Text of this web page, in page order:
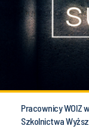
Pracownicy WOIZ
Szkolnictwa